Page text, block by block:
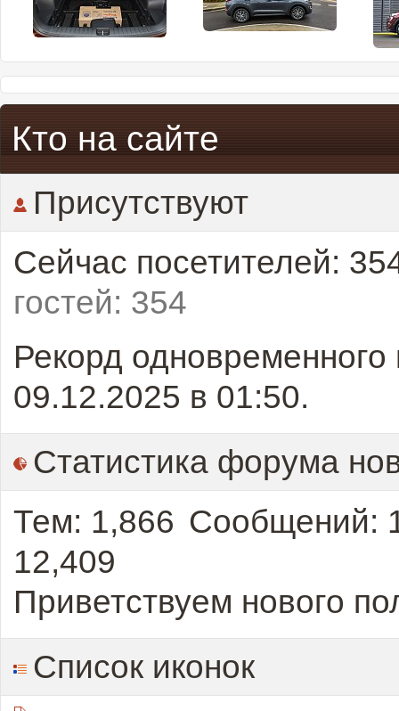
Кто на сайте
Присутствуют
Сейчас посетителей:
гостей: 354
Рекорд
09.12.2025 в 01:50.
Статистика форума
Тем 1,866 Сообщений
12,409
Приветствуем нового
Список иконок